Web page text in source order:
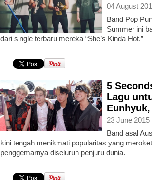
04 August
Band Pop
Summer ini
dari single terbaru mereka “She’s Kinda Hot.”
5
Lagu
23 June
Band asal
kini tengah menikmati popularitas yang
penggemarnya diseluruh penjuru dunia.